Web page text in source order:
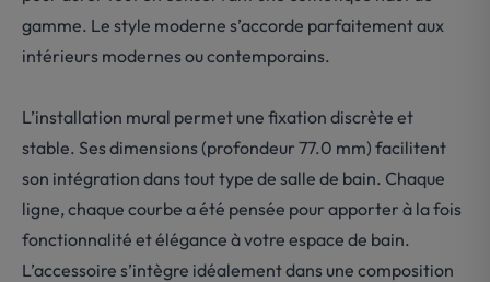
gamme. Le style moderne s’accorde parfaitement aux
intérieurs modernes ou contemporains.
L’installation mural permet une fixation discrète et
stable. Ses dimensions (profondeur 77.0 mm) facilitent
son intégration dans tout type de salle de bain. Chaque
ligne, chaque courbe a été pensée pour apporter à la fois
fonctionnalité et élégance à votre espace de bain.
L’accessoire s’intègre idéalement dans une composition